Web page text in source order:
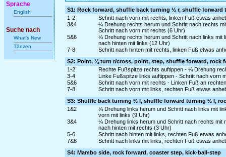
Sprache
English
Suche nach
What's New
Tänzen
S1: Rock forward, shuffle back turning ½ r, shuffle forward
1-2
Schritt nach vorn mit rechts, linken Fuß etwas
3&4
¼ Drehung rechts herum und Schritt nach rechts
Schritt nach vorn mit rechts (6 Uhr)
5&6
¼ Drehung rechts herum und Schritt nach links
nach hinten mit links (12 Uhr)
7-8
Schritt nach hinten mit rechts, linken Fuß etwas
S2: Point, ¼ turn r/cross, point, step, shuffle forward, rock
1-2
Rechte Fußspitze rechts auftippen - ¼ Drehung
3-4
Linke Fußspitze links auftippen - Schritt nach vorn
5&6
Schritt nach vorn mit rechts - Linken Fuß an
7-8
Schritt nach vorn mit links, rechten Fuß etwas
S3: Shuffle back turning ½ l, shuffle forward turning ½ l,
1&2
¼ Drehung links herum und Schritt nach links mit
vorn mit links (9 Uhr)
3&4
¼ Drehung links herum und Schritt nach rechts
nach hinten mit rechts (3 Uhr)
5-6
Schritt nach hinten mit links, rechten Fuß etwas
7&8
Schritt nach links mit links, rechten Fuß etwas
S4: Mambo side, rock forward, coaster step, kick-ball-step